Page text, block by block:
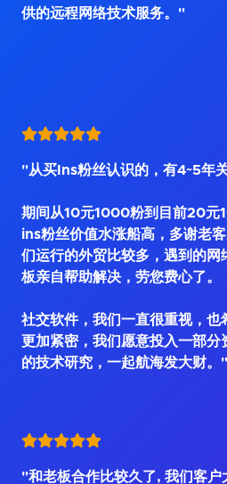
供的远程网络技术服务。"
"从买Ins粉丝认识的，有4~5年
期间从10元1000粉到目前20元
ins粉丝价值水涨船高，多谢老
们运行的外贸比较多，遇到的
板亲自帮助解决，劳您费心了。
社交软件，我们一直很重视，也
更加紧密，我们愿意投入一部分
的技术研究，一起航海发大财。"
"和老板合作比较久了, 我们客户